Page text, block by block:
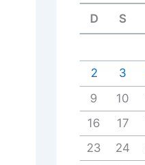
D S
2
3
9
10
16
17
23
24